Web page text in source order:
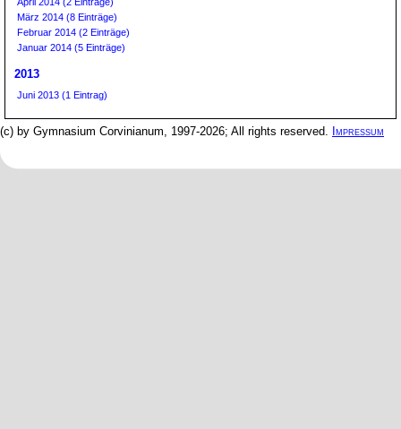
März 2014 (8 Einträge)
Februar 2014 (2 Einträge)
Januar 2014 (5 Einträge)
2013
Juni 2013 (1 Eintrag)
(c) by Gymnasium Corvinianum, 1997-2026; All rights reserved. Impressum